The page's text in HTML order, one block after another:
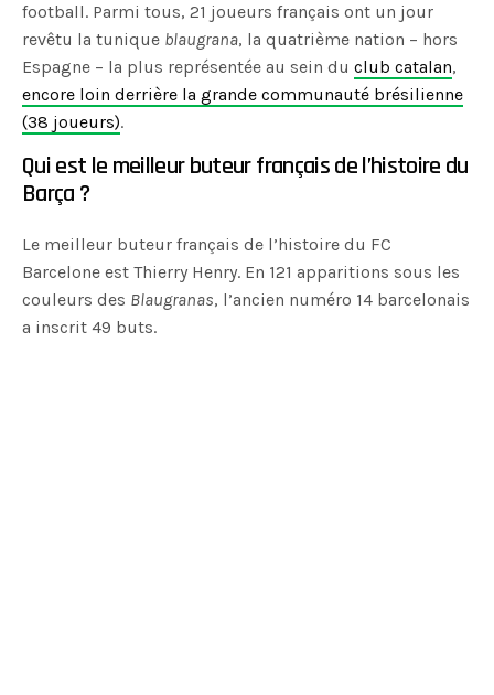
football. Parmi tous, 21 joueurs français ont un jour
revêtu la tunique blaugrana, la quatrième nation – hors
Espagne – la plus représentée au sein duclub catalan,
encore loin derrière la grande communauté brésilienne
(38 joueurs).
Qui est le meilleur buteur français de l’histoire du
Barça ?
Le meilleur buteur français de l’histoire du FC
Barcelone est Thierry Henry. En 121 apparitions sous les
couleurs des Blaugranas, l’ancien numéro 14 barcelonais
a inscrit 49 buts.